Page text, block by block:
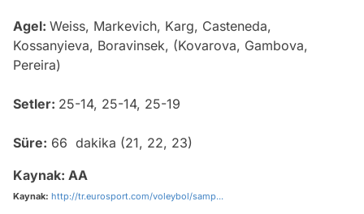
Agel: Weiss, Markevich, Karg, Casteneda,
Kossanyieva, Boravinsek, (Kovarova, Gambova,
Pereira)
Setler: 25-14, 25-14, 25-19
Süre: 66 dakika (21, 22, 23)
Kaynak: AA
Kaynak: http://tr.eurosport.com/voleybol/samp...